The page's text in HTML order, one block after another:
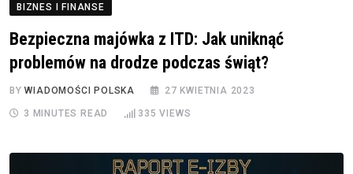
BIZNES I FINANSE
Bezpieczna majówka z ITD: Jak uniknąć
problemów na drodze podczas świąt?
BYWIADOMOŚCI POLSKA 27 KWIETNIA 2023
3 MINUTES READ 335 VIEWS